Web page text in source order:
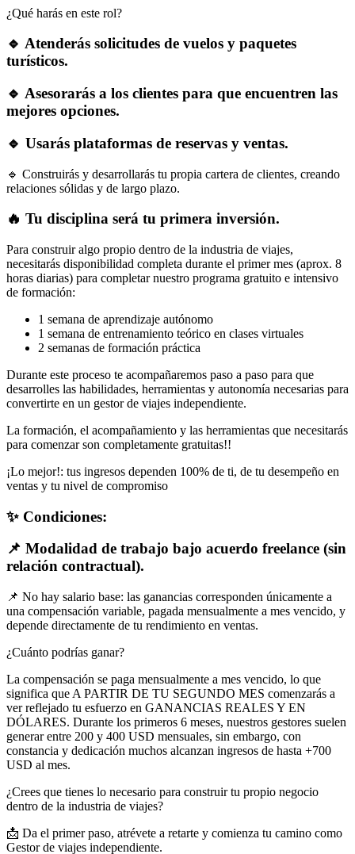
¿Qué harás en este rol?
🔹 Atenderás solicitudes de vuelos y paquetes
turísticos.
🔹 Asesorarás a los clientes para que encuentren las
mejores opciones.
🔹 Usarás plataformas de reservas y ventas.
🔹 Construirás y desarrollarás tu propia cartera de clientes, creando
relaciones sólidas y de largo plazo.
🔥 Tu disciplina será tu primera inversión.
Para construir algo propio dentro de la industria de viajes,
necesitarás disponibilidad completa durante el primer mes (aprox. 8
horas diarias) para completar nuestro programa gratuito e intensivo
de formación:
1 semana de aprendizaje autónomo
1 semana de entrenamiento teórico en clases virtuales
2 semanas de formación práctica
Durante este proceso te acompañaremos paso a paso para que
desarrolles las habilidades, herramientas y autonomía necesarias para
convertirte en un gestor de viajes independiente.
La formación, el acompañamiento y las herramientas que necesitarás
para comenzar son completamente gratuitas!!
¡Lo mejor!: tus ingresos dependen 100% de ti, de tu desempeño en
ventas y tu nivel de compromiso
✨ Condiciones:
📌 Modalidad de trabajo bajo acuerdo freelance (sin
relación contractual).
📌 No hay salario base: las ganancias corresponden únicamente a
una compensación variable, pagada mensualmente a mes vencido, y
depende directamente de tu rendimiento en ventas.
¿Cuánto podrías ganar?
La compensación se paga mensualmente a mes vencido, lo que
significa que A PARTIR DE TU SEGUNDO MES comenzarás a
ver reflejado tu esfuerzo en GANANCIAS REALES Y EN
DÓLARES. Durante los primeros 6 meses, nuestros gestores suelen
generar entre 200 y 400 USD mensuales, sin embargo, con
constancia y dedicación muchos alcanzan ingresos de hasta +700
USD al mes.
¿Crees que tienes lo necesario para construir tu propio negocio
dentro de la industria de viajes?
📩 Da el primer paso, atrévete a retarte y comienza tu camino como
Gestor de viajes independiente.